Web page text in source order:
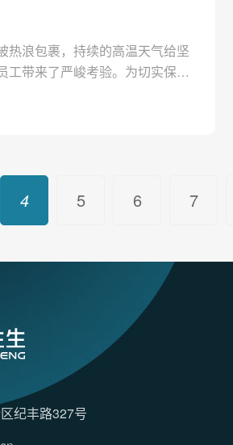
热浪包裹，持续的高温天气给坚
工带来了严峻考验。为切实保障
置实用清凉礼包，面向上海一线
16日，华漕镇副镇长吴涛一行走进
间，开展高温慰问活动。元廷科
会主席宋琼琦全程陪同。吴
4 5 6 7
纪丰路327号